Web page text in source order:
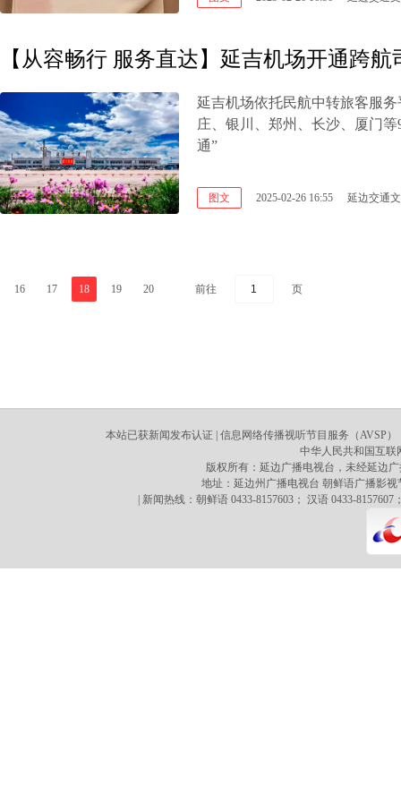
【从容畅行 服务直达】延吉机场开通跨
延吉机场依托民航中转旅客服
庄、银川、郑州、长沙、厦门
通”
图文 2025-02-26 16:55 延边交通
16 17 18 19 20 前往 页
本站已获新闻发布认证 | 信息网络传播视听节目服务（AVSP）
中华人民共和国互联
版权所有：延边广播电视台，未经延边
地址：延边州广播电视台 朝鲜语广播影视
| 新闻热线：朝鲜语 0433-8157603； 汉语 0433-